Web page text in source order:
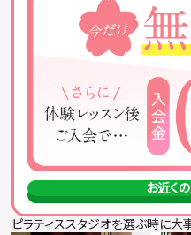
お近く
ピラティススタジオを選ぶ時に